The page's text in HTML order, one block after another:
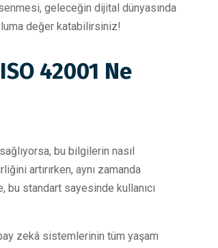
geleceğin dijital dünyasında
değer katabilirsiniz!
42001 Ne
bu bilgilerin nasıl
artırırken, aynı zamanda
bu standart sayesinde kullanıcı
zekâ sistemlerinin tüm yaşam